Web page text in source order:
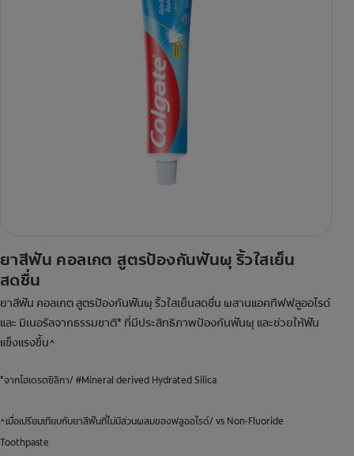
ยาสีฟัน คอลเกต สูตรป้องกันฟันผุ ริ้วใสเย็น
สดชื่น
ยาสีฟัน คอลเกต สูตรป้องกันฟันผุ ริ้วใสเย็นสดชื่น ผสานแอคทีฟฟลูออไรด์
และ มิเนอรัลจากธรรมชาติ* ที่มีประสิทธิภาพป้องกันฟันผุ และช่วยให้ฟัน
แข็งแรงขึ้น^
*จากไฮเดรตซิลิกา/ #Mineral derived Hydrated Silica
^เมื่อเปรียมเทียบกับยาสีฟันที่ไม่มีส่วนผสมของฟลูออไรด์/ vs Non-Fluoride
Toothpaste